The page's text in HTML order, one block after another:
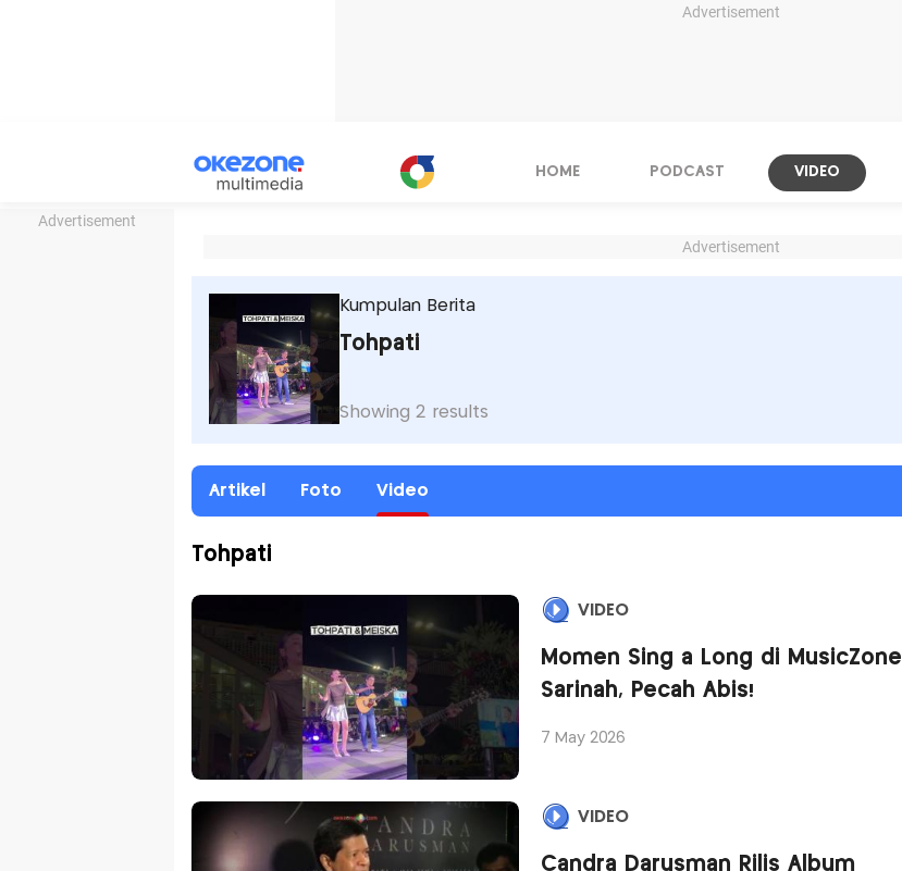
Advertisement
Advertisement
HOME PODCAST VIDEO
Advertisement
Kumpulan Berita
Tohpati
Showing 2 results
Artikel Foto Video
Tohpati
VIDEO
Momen Sing a Long di MusicZone
Sarinah, Pecah Abis!
7 May 2026
VIDEO
Candra Darusman Rilis Album